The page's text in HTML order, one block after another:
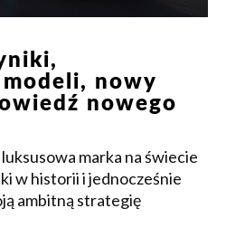
nowy
nowego
marka na świecie
w historii i jednocześnie
ambitną strategię